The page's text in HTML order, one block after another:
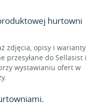
hurtowni
zdjęcia, opisy i warianty
przesyłane do Sellasist i
wystawianiu ofert w